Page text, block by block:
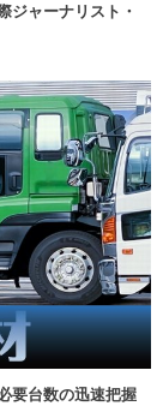
ジャーナリスト・
要台数の迅速把握